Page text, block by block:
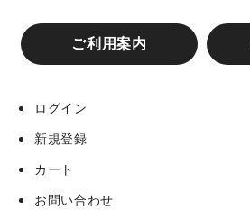
ご利用案内
ログイン
新規登録
カート
お問い合わせ